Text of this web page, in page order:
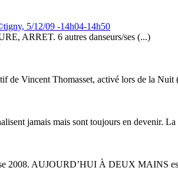
5/12/09 -14h04-14h50
ARRET. 6 autres danseurs/ses (...)
de Vincent Thomasset, activé lors de la Nuit
jamais mais sont toujours en devenir. La
AUJOURD’HUI À DEUX MAINS